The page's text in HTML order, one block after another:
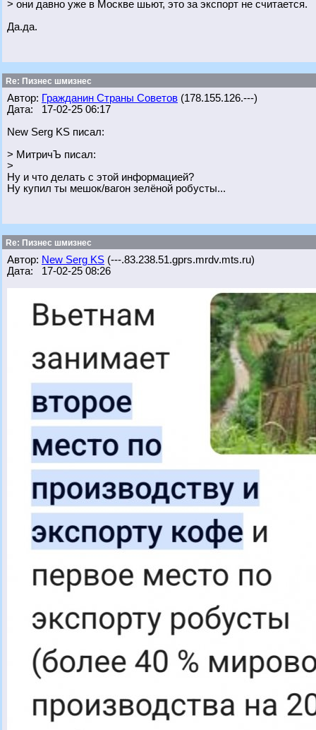
> они давно уже в Москве шьют, это за экспорт не считается.
Да.да.
Re: Пизнес шмизнес
Автор: Гражданин Страны Советов (178.155.126.---)
Дата: 17-02-25 06:17
New Serg KS писал:
> МитричЪ писал:
>
Ну и что делать с этой информацией?
Ну купил ты мешок/вагон зелёной робусты...
Re: Пизнес шмизнес
Автор: New Serg KS (---.83.238.51.gprs.mrdv.mts.ru)
Дата: 17-02-25 08:26